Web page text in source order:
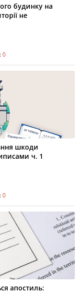
будинку на
не
0
шкоди
ч. 1
0
апостиль: